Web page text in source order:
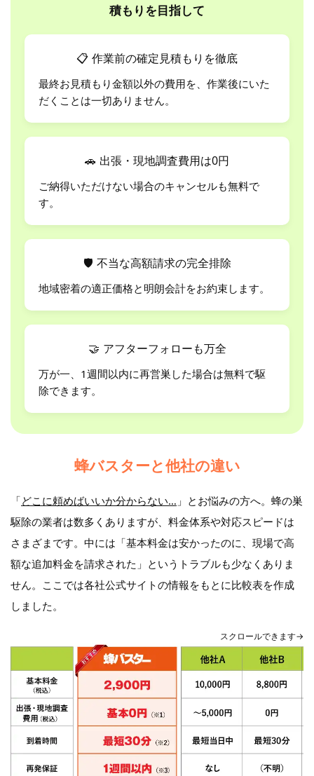
積もりを目指して
📋 作業前の確定見積もりを徹底
最終お見積もり金額以外の費用を、作業後にいた
だくことは一切ありません。
🚗 出張・現地調査費用は0円
ご納得いただけない場合のキャンセルも無料で
す。
🛡 不当な高額請求の完全排除
地域密着の適正価格と明朗会計をお約束します。
🤝 アフターフォローも万全
万が一、1週間以内に再営巣した場合は無料で駆
除できます。
蜂バスターと他社の違い
「どこに頼めばいいか分からない… 」とお悩みの方へ。蜂の巣
駆除の業者は数多くありますが、料金体系や対応スピードは
さまざまです。中には「基本料金は安かったのに、現場で高
額な追加料金を請求された」というトラブルも少なくありま
せん。ここでは各社公式サイトの情報をもとに比較表を作成
しました。
スクロールできます→